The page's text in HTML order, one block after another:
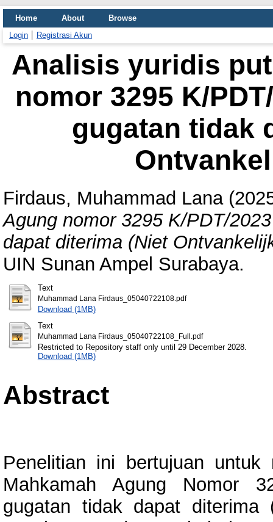
Home About
Browse
Login
Registrasi Akun
Analisis yuridis
nomor 3295 K/
gugatan tidak
Firdaus, Muhammad Lana
Agung nomor 3295 K/PDT/
dapat diterima (Niet
UIN Sunan Ampel Surabaya.
Text
Muhammad Lana Firdaus_05040722108.pdf
Download (1MB)
Text
Muhammad Lana Firdaus_05040722108_Full.pdf
Restricted to Repository staff only until 29 December 2028.
Download (1MB)
Abstract
Penelitian ini bertujuan untuk
Mahkamah Agung Nomor
gugatan tidak dapat diterima